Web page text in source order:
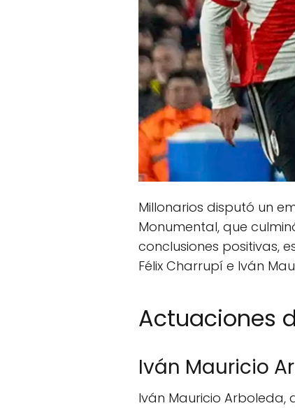
Millonarios disputó un
Monumental, que
conclusiones positivas,
Félix Charrupí e Iván
Actuaciones
Iván Mauricio
Iván Mauricio Arboleda,